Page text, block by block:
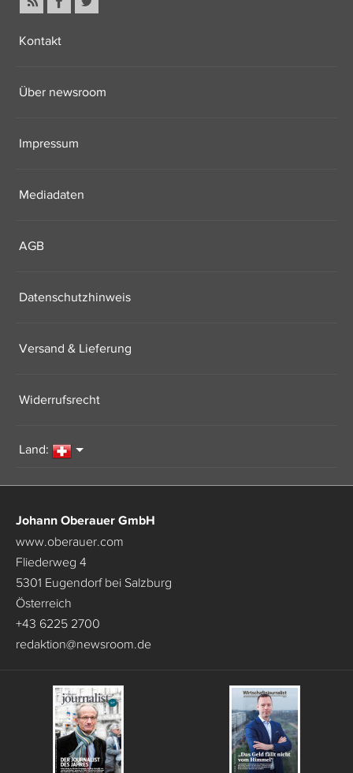
Kontakt
Über newsroom
Impressum
Mediadaten
AGB
Datenschutzhinweis
Versand & Lieferung
Widerrufsrecht
Land:
Johann Oberauer GmbH
www.oberauer.com
Fliederweg 4
5301 Eugendorf bei Salzburg
Österreich
+43 6225 2700
redaktion@newsroom.de